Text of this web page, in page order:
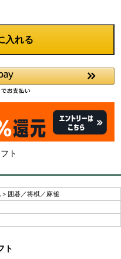
入れる
ト
囲碁／将棋／麻雀
ト